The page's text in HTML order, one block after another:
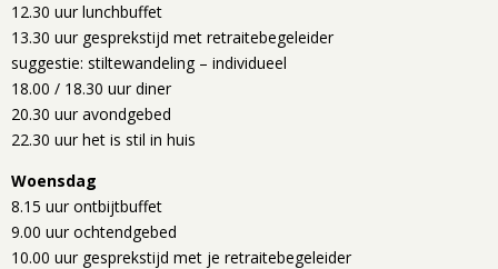
12.30 uur lunchbuffet
13.30 uur gesprekstijd met retraitebegeleider
suggestie: stiltewandeling – individueel
18.00 / 18.30 uur diner
20.30 uur avondgebed
22.30 uur het is stil in huis
Woensdag
8.15 uur ontbijtbuffet
9.00 uur ochtendgebed
10.00 uur gesprekstijd met je retraitebegeleider